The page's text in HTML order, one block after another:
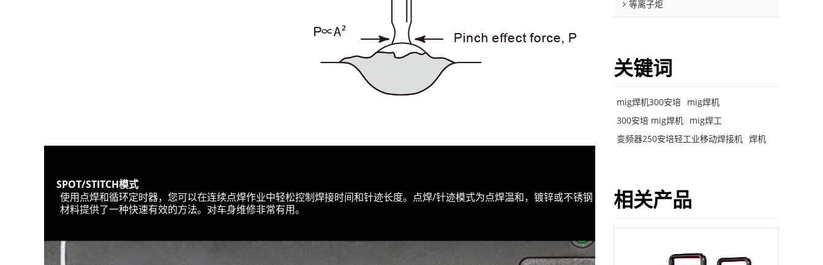
SPOT/STITCH模式
使用点焊和循环定时器，您可以在连续点焊作业中轻松控制焊接时间和针迹长度。点焊/针迹模式为点焊温和，镀锌或不锈钢
材料提供了一种快速有效的方法。对车身维修非常有用。
等离子炬
关键词
mig焊机300安培 mig焊机
300安培 mig焊机 mig焊工
变频器250安培轻工业移动焊接机 焊机
相关产品